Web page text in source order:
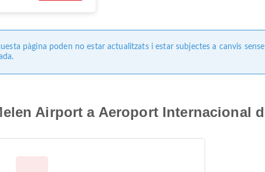
pàgina poden no estar actualitzats i estar subjectes a canvis
Airport a Aeroport Internacional